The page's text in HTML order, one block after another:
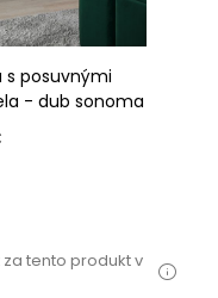
s posuvnými
- dub sonoma
tento produkt v